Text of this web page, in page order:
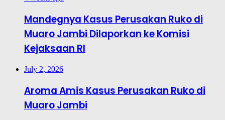
Mandegnya Kasus Perusakan Ruko di
Muaro Jambi Dilaporkan ke Komisi
Kejaksaan RI
July 2, 2026
Aroma Amis Kasus Perusakan Ruko di
Muaro Jambi